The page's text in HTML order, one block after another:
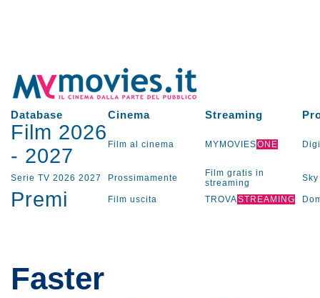
Database Cinema Streaming
Film 2026
- 2027 Film al cinema MYMOVIESONE
Serie TV 2026 2027 Prossimamente
Film gratis in
streaming
Sky
Premi Film uscita TROVASTREAMING
Faster